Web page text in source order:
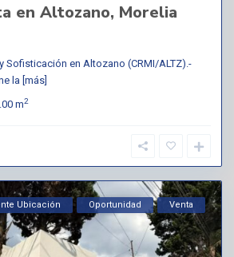
en Altozano, Morelia
Sofisticación en Altozano (CRMI/ALTZ).-
la [más]
m2
Ubicación Oportunidad Venta